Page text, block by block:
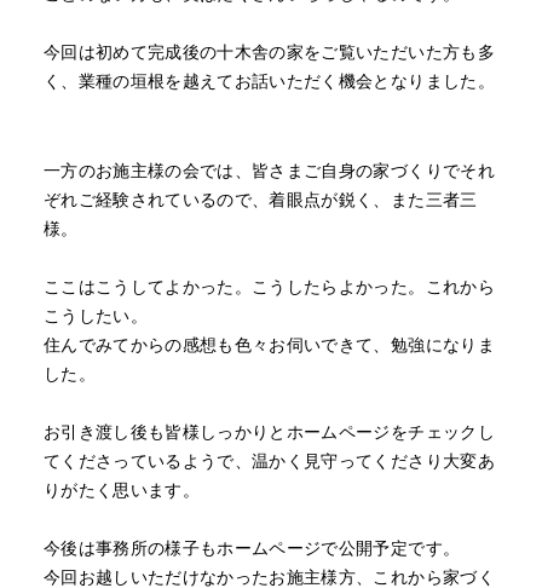
今回は初めて完成後の十木舎の家をご覧いただいた方も多
く、業種の垣根を越えてお話いただく機会となりました。
一方のお施主様の会では、皆さまご自身の家づくりでそれ
ぞれご経験されているので、着眼点が鋭く、また三者三
様。
ここはこうしてよかった。こうしたらよかった。これから
こうしたい。
住んでみてからの感想も色々お伺いできて、勉強になりま
した。
お引き渡し後も皆様しっかりとホームページをチェックし
てくださっているようで、温かく見守ってくださり大変あ
りがたく思います。
今後は事務所の様子もホームページで公開予定です。
今回お越しいただけなかったお施主様方、これから家づく